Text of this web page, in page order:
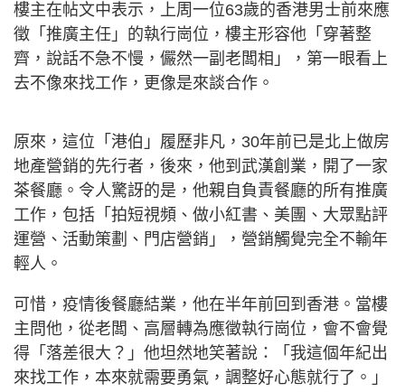
樓主在帖文中表示，上周一位63歲的香港男士前來應
徵「推廣主任」的執行崗位，樓主形容他「穿著整
齊，說話不急不慢，儼然一副老闆相」，第一眼看上
去不像來找工作，更像是來談合作。
原來，這位「港伯」履歷非凡，30年前已是北上做房
地產營銷的先行者，後來，他到武漢創業，開了一家
茶餐廳。令人驚訝的是，他親自負責餐廳的所有推廣
工作，包括「拍短視頻、做小紅書、美團、大眾點評
運營、活動策劃、門店營銷」，營銷觸覺完全不輸年
輕人。
可惜，疫情後餐廳結業，他在半年前回到香港。當樓
主問他，從老闆、高層轉為應徵執行崗位，會不會覺
得「落差很大？」他坦然地笑著說：「我這個年紀出
來找工作，本來就需要勇氣，調整好心態就行了。」